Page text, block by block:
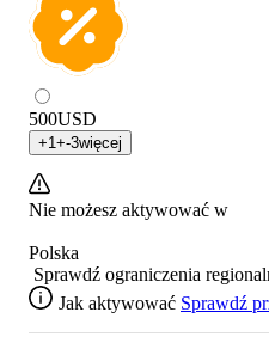
500USD
+1+-3więcej
Nie możesz aktywować w
Polska
Sprawdź ograniczenia
Jak aktywować Sprawdź